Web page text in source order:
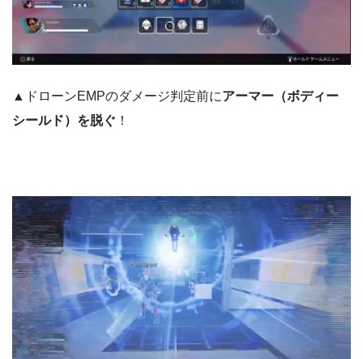
▲ドローンEMPのダメージ判定前にアーマー（ボディー
シールド）を脱ぐ ！